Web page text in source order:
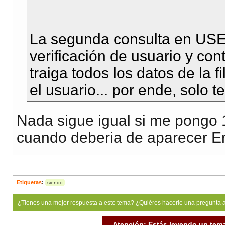
//si ya trajiste
//a generar otra
// Solo debes
if ($myrow[ 'vip'
echo
}else {
echo"ERES
La segunda consulta en
verificación de usuario y
traiga todos los datos de la
el usuario... por ende, solo
Nada sigue igual si me
cuando deberia de aparecer
Etiquetas: siendo
¿Tienes una mejor respuesta a este tema? ¿Quiéres hacerle una